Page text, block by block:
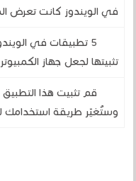
في الويندوز كانت تعرض
5 تطبيقات في
تثبيتها لجعل جهاز
قم تثبيت هذا
وستُغيّر طريقة استخدامك